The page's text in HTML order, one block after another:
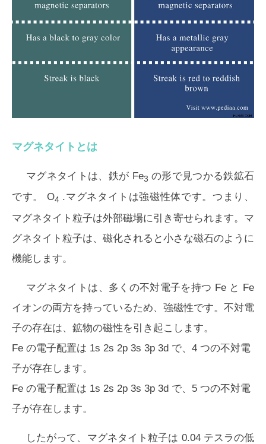
マグネタイトとは
マグネタイトは、鉄が Fe3 の形で見つかる鉄鉱石
です。 O4 .マグネタイトは強磁性体です。つまり、
マグネタイト粒子は外部磁場に引き寄せられます。マ
グネタイト粒子は、磁化されると小さな磁石のように
機能します。
マグネタイトは、多くの不対電子を持つ Fe と Fe
イオンの両方を持っているため、強磁性です。不対電
子の存在は、鉱物の磁性を引き起こします。
Fe の電子配置は 1s 2s 2p 3s 3p 3d で、4 つの不対電
子が存在します。
Fe の電子配置は 1s 2s 2p 3s 3p 3d で、5 つの不対電
子が存在します。
したがって、マグネタイト粒子は 0.04 テスラの低